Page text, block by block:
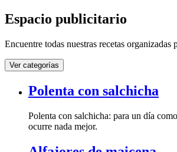
Espacio publicitario
Encuentre todas nuestras recetas organizadas
Ver categorías
Polenta con salchicha
Polenta con salchicha: para un día
ocurre nada mejor.